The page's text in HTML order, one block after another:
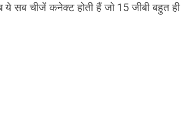
सब चीजें कनेक्ट होती हैं जो 15 जीबी बहुत